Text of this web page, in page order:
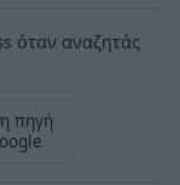
όταν αναζητάς
πηγή